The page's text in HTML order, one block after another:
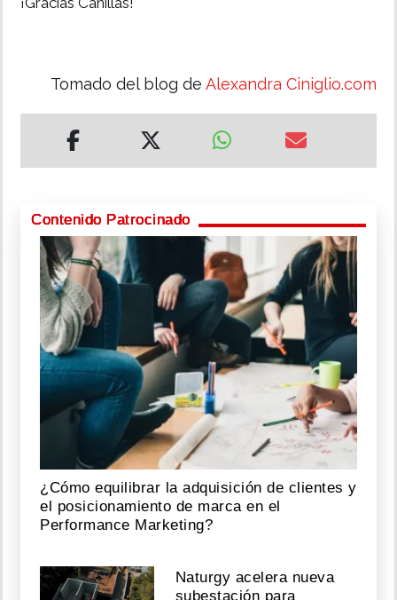
Tomado del blog de Alexandra Ciniglio.com
Contenido Patrocinado
¿Cómo equilibrar la adquisición de clientes y
el posicionamiento de marca en el
Performance Marketing?
Naturgy acelera nueva
subestación para